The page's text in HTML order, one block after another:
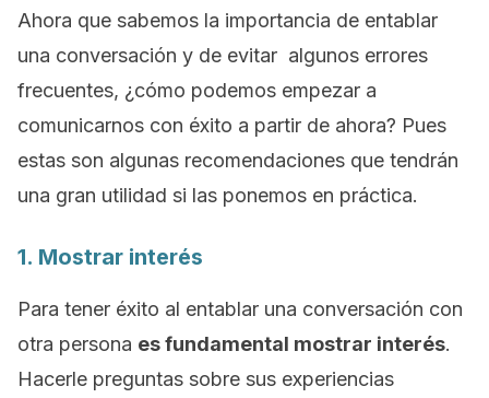
Ahora que sabemos la importancia de entablar
una conversación y de evitar algunos errores
frecuentes, ¿cómo podemos empezar a
comunicarnos con éxito a partir de ahora? Pues
estas son algunas recomendaciones que tendrán
una gran utilidad si las ponemos en práctica.
1. Mostrar interés
Para tener éxito al entablar una conversación con
otra persona es fundamental mostrar interés.
Hacerle preguntas sobre sus experiencias